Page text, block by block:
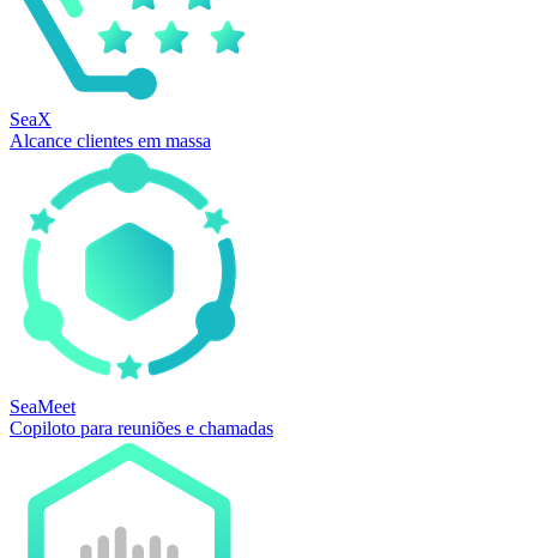
SeaX
Alcance clientes em massa
SeaMeet
Copiloto para reuniões e chamadas